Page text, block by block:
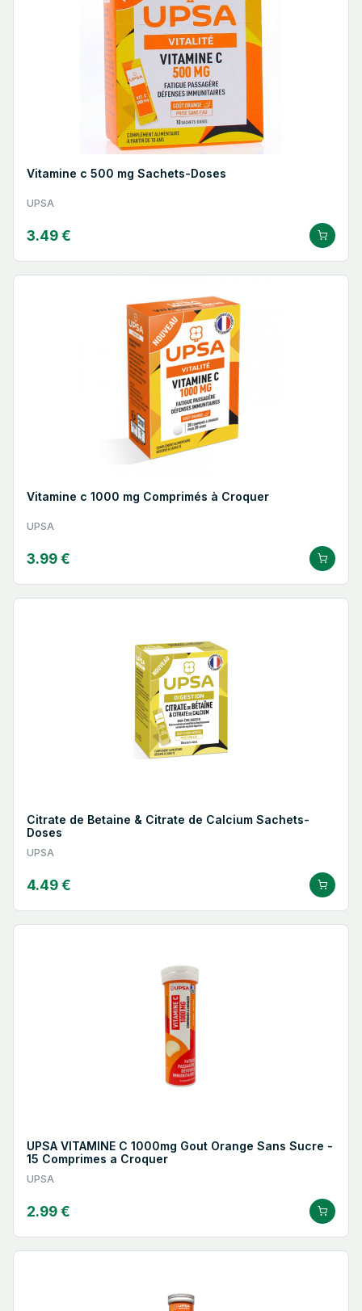
Vitamine c 500 mg Sachets-Doses
UPSA
3.49 €
Vitamine c 1000 mg Comprimés à Croquer
UPSA
3.99 €
Citrate de Betaine & Citrate de Calcium Sachets-
Doses
UPSA
4.49 €
UPSA VITAMINE C 1000mg Gout Orange Sans Sucre -
15 Comprimes a Croquer
UPSA
2.99 €